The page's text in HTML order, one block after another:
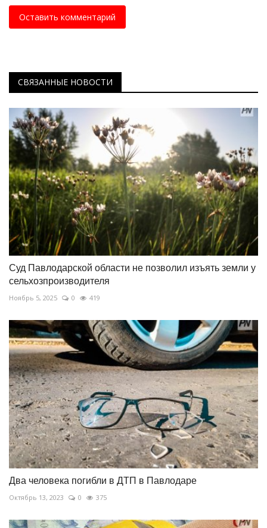
Оставить комментарий
СВЯЗАННЫЕ НОВОСТИ
Суд Павлодарской области не позволил изъять земли у
сельхозпроизводителя
Ноябрь 5, 2025 0 419
Два человека погибли в ДТП в Павлодаре
Октябрь 13, 2023 0 375